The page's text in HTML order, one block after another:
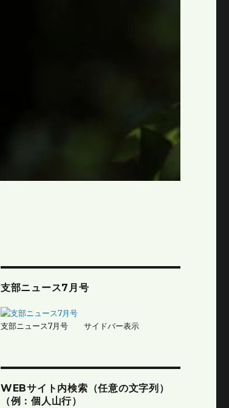
支部ニュース7月号
支部ニュース7月号 サイドバー表示
WEBサイト内検索（任意の文字列）
（例：個人山行）